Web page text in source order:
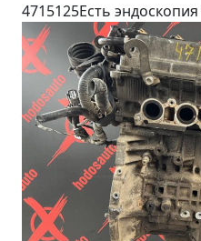
4715125Есть эндоскопия